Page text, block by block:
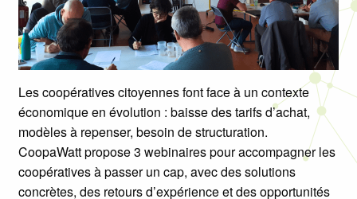
Les coopératives citoyennes font face à un contexte
économique en évolution : baisse des tarifs d’achat,
modèles à repenser, besoin de structuration.
CoopaWatt propose 3 webinaires pour accompagner les
coopératives à passer un cap, avec des solutions
concrètes, des retours d’expérience et des opportunités